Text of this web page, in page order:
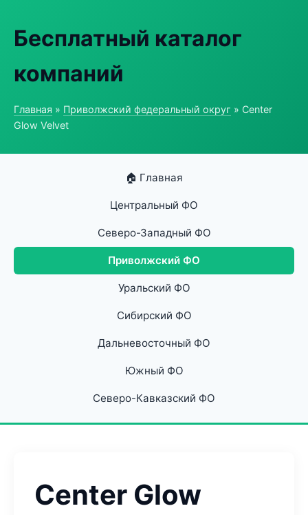
Бесплатный каталог
компаний
Главная » Приволжский федеральный округ » Center
Glow Velvet
🏠 Главная
Центральный ФО
Северо-Западный ФО
Приволжский ФО
Уральский ФО
Сибирский ФО
Дальневосточный ФО
Южный ФО
Северо-Кавказский ФО
Center Glow